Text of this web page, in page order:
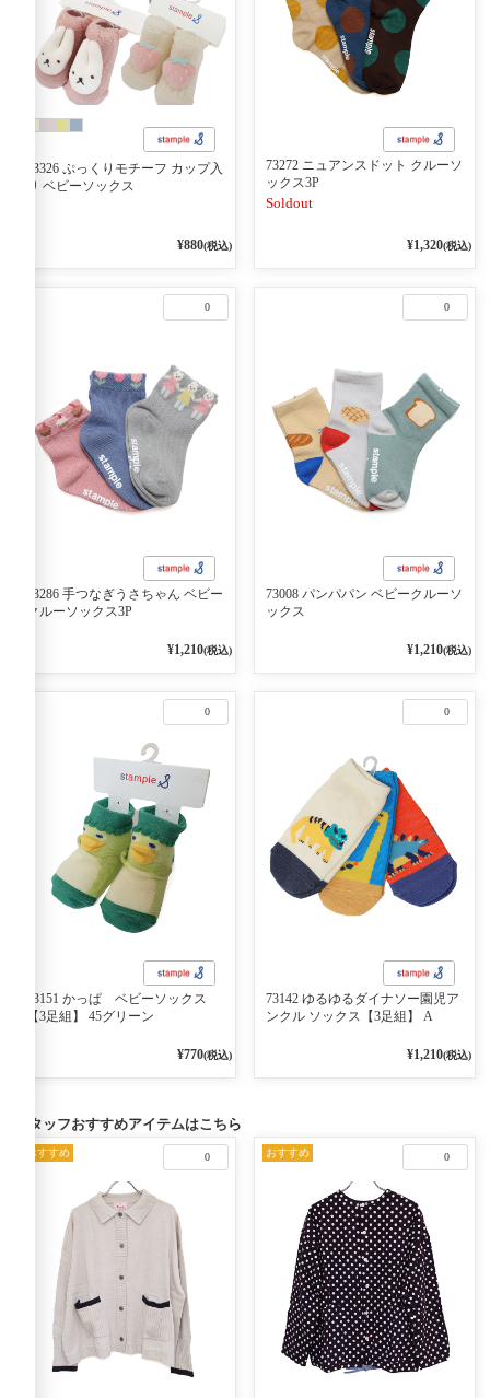
73326 ぷっくりモチーフ カップ入
り ベビーソックス
¥880(税込)
73272 ニュアンスドット クルーソ
ックス3P
Soldout
¥1,320(税込)
0
73286 手つなぎうさちゃん ベビー
クルーソックス3P
¥1,210(税込)
0
73008 パンパパン ベビークルーソ
ックス
¥1,210(税込)
0
73151 かっぱ ベビーソックス
【3足組】 45グリーン
¥770(税込)
0
73142 ゆるゆるダイナソー園児ア
ンクル ソックス【3足組】 A
¥1,210(税込)
スタッフおすすめアイテムはこちら
0
おすすめ 0
おすすめ